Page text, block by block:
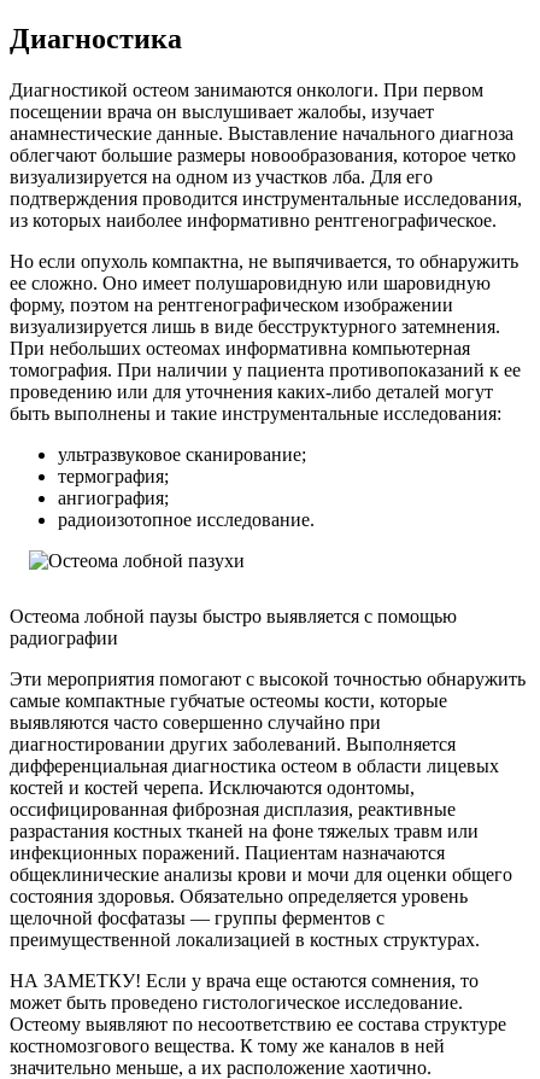
Диагностика
Диагностикой остеом занимаются онкологи. При первом
посещении врача он выслушивает жалобы, изучает
анамнестические данные. Выставление начального диагноза
облегчают большие размеры новообразования, которое четко
визуализируется на одном из участков лба. Для его
подтверждения проводится инструментальные исследования,
из которых наиболее информативно рентгенографическое.
Но если опухоль компактна, не выпячивается, то обнаружить
ее сложно. Оно имеет полушаровидную или шаровидную
форму, поэтом на рентгенографическом изображении
визуализируется лишь в виде бесструктурного затемнения.
При небольших остеомах информативна компьютерная
томография. При наличии у пациента противопоказаний к ее
проведению или для уточнения каких-либо деталей могут
быть выполнены и такие инструментальные исследования:
ультразвуковое сканирование;
термография;
ангиография;
радиоизотопное исследование.
Остеома лобной паузы быстро выявляется с помощью
радиографии
Эти мероприятия помогают с высокой точностью обнаружить
самые компактные губчатые остеомы кости, которые
выявляются часто совершенно случайно при
диагностировании других заболеваний. Выполняется
дифференциальная диагностика остеом в области лицевых
костей и костей черепа. Исключаются одонтомы,
оссифицированная фиброзная дисплазия, реактивные
разрастания костных тканей на фоне тяжелых травм или
инфекционных поражений. Пациентам назначаются
общеклинические анализы крови и мочи для оценки общего
состояния здоровья. Обязательно определяется уровень
щелочной фосфатазы — группы ферментов с
преимущественной локализацией в костных структурах.
НА ЗАМЕТКУ! Если у врача еще остаются сомнения, то
может быть проведено гистологическое исследование.
Остеому выявляют по несоответствию ее состава структуре
костномозгового вещества. К тому же каналов в ней
значительно меньше, а их расположение хаотично.